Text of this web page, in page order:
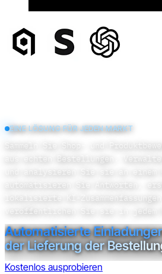
EINE LÖSUNG FÜR JEDEN MARKT
Sammeln Sie Shop- und
aus echten Bestellungen.
und analysieren Sie sie an einem
automatisieren Sie Antworten,
lokalisierte KI-Zusammenfassungen
veröffentlichen Sie sie in jedem
Automatisierte
der Lieferung der Bestel |
Kostenlos ausprobieren